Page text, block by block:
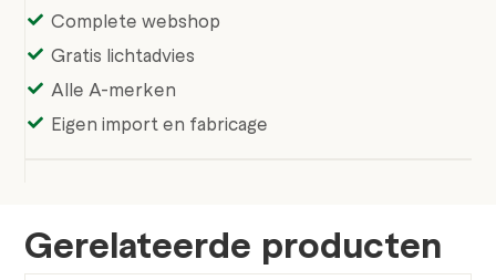
Complete webshop
Gratis lichtadvies
Alle A-merken
Eigen import en fabricage
Gerelateerde producten